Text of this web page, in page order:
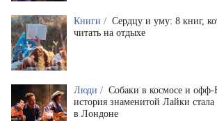
Книги / Сердцу и уму: 8 книг,
читать на отдыхе
Люди / Собаки в космосе и офф-
история знаменитой Лайки
в Лондоне